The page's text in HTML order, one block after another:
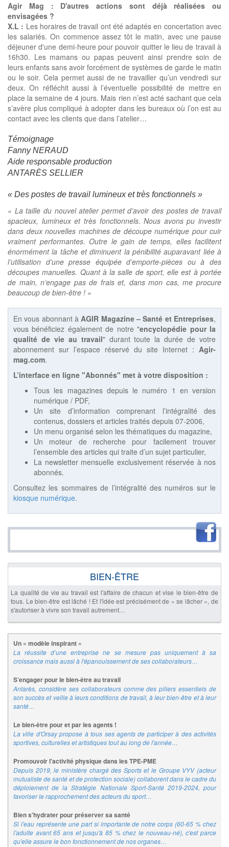
Agir Mag : D'autres actions sont déjà réalisées ou
envisagées ?
X.L : Les horaires de travail ont été adaptés en concertation avec
les salariés. On commence assez tôt le matin, avec une pause
déjeuner d'une demi-heure pour pouvoir quitter le lieu de travail à
16h30. Les mamans ou papas peuvent ainsi prendre soin de
leurs enfants sans avoir forcément de systèmes de garde le matin
ou le soir. Cela permet aussi de ne travailler qu’un vendredi sur
deux. On réfléchit aussi à l’éventuelle possibilité de mettre en
place la semaine de 4 jours. Mais rien n’est acté sachant que cela
s’avère plus compliqué à adopter dans les bureaux où l’on est au
contact avec les clients que dans l’atelier…
Témoignage
Fanny NERAUD
Aide responsable production
ANTARÈS SELLIER
« Des postes de travail lumineux et très fonctionnels »
« La taille du nouvel atelier permet d’avoir des postes de travail
spacieux, lumineux et très fonctionnels. Nous avons pu investir
dans deux nouvelles machines de découpe numérique pour cuir
vraiment performantes. Outre le gain de temps, elles facilitent
énormément la tâche et diminuent la pénibilité auparavant liée à
l’utilisation d’une presse équipée d’emporte-pièces ou à des
découpes manuelles. Quant à la salle de sport, elle est à portée
de main, n’engage pas de frais et, dans mon cas, me procure
beaucoup de bien-être ! »
En vous abonnant àAGIR Magazine – Santé et Entreprises,
vous bénéficiez également de notre "encyclopédie pour la
qualité de vie au travail" durant toute la durée de votre
abonnement sur l’espace réservé du site Internet : Agir-
mag.com.
L’interface en ligne "Abonnés" met à votre disposition :
Tous les magazines depuis le numéro 1 en version
numérique / PDF,
Un site d’information comprenant l’intégralité des
contenus, dossiers et articles traités depuis 07-2006,
Un menu organisé selon les thématiques du magazine,
Un moteur de recherche pour facilement trouver
l’ensemble des articles qui traite d’un sujet particulier,
La newsletter mensuelle exclusivement réservée à nos
abonnés.
Consultez les sommaires de l’intégralité des numéros sur le
kiosque numérique.
BIEN-ÊTRE
La qualité de vie au travail est l'affaire de chacun et vise le bien-être de
tous. Le bien-être est lâché ! Et l'idée est précisément de « se lâcher », de
s'autoriser à vivre son travail autrement…
Un « modèle inspirant »
La réussite d’une entreprise ne se mesure pas uniquement à sa
croissance mais aussi à l'épanouissement de ses collaborateurs…
S’engager pour le bien-être au travail
Antarès, considère ses collaborateurs comme des piliers essentiels de
son succès et veille à leurs conditions de travail, à leur bien-être et à leur
santé…
Le bien-être pour et par les agents !
La ville d'Orsay propose à tous ses agents de participer à des activités
sportives, culturelles et artistiques tout au long de l'année…
Promouvoir l'activité physique dans les TPE-PME
Depuis 2019, le ministère chargé des Sports et le Groupe VYV (acteur
mutualiste de santé et de protection sociale) collaborent dans le cadre du
déploiement de la Stratégie Nationale Sport-Santé 2019-2024, pour
favoriser le rapprochement des acteurs du sport…
Bien s'hydrater pour préserver sa santé
Si l'eau représente une part si importante de notre corps (60-65 % chez
l'adulte avant 65 ans et jusqu'à 85 % chez le nouveau-né), c'est parce
qu'elle assure le bon fonctionnement de nos organes…